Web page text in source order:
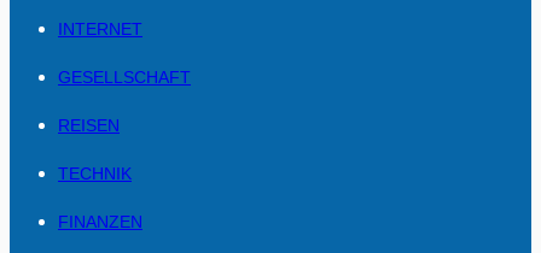
INTERNET
GESELLSCHAFT
REISEN
TECHNIK
FINANZEN